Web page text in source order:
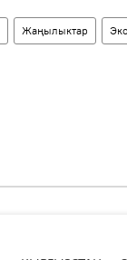
Жаңылыктар